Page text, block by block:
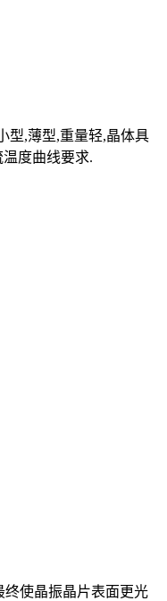
型,薄型,重量轻,晶体具
度曲线要求.
使晶振晶片表面更光